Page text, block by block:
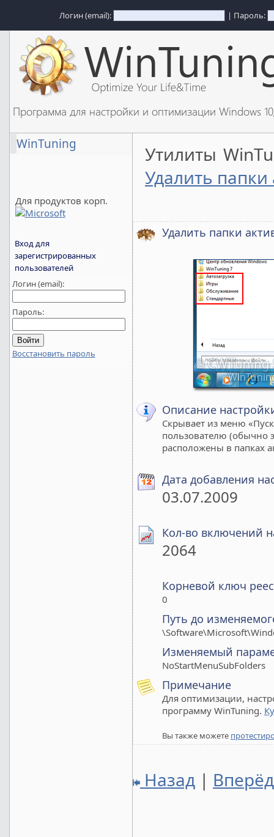
Логин (email): | Пароль:
Программа для настройки и оптимизации Windows
WinTuning
Для продуктов корп.
Вход для
зарегистрированных
пользователей
Логин (email):
Пароль:
Восстановить пароль
Утилиты
Удалить папки
Удалить папки
Описание
Скрывает из меню
пользователю (обычно
расположены в папках
Дата добавления
03.07.2009
Кол-во включений
2064
Корневой ключ
0
Путь до
Изменяемый
NoStartMenuSubFolders
Примечание
Для оптимизации,
программу WinTuning.
Вы также можете
Назад |